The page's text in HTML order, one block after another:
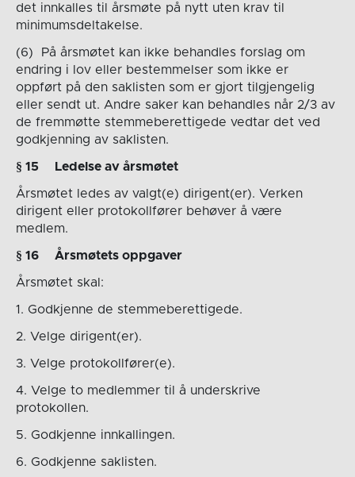
det innkalles til årsmøte på nytt uten krav til
minimumsdeltakelse.
(6) På årsmøtet kan ikke behandles forslag om
endring i lov eller bestemmelser som ikke er
oppført på den saklisten som er gjort tilgjengelig
eller sendt ut. Andre saker kan behandles når 2/3 av
de fremmøtte stemmeberettigede vedtar det ved
godkjenning av saklisten.
§ 15 Ledelse av årsmøtet
Årsmøtet ledes av valgt(e) dirigent(er). Verken
dirigent eller protokollfører behøver å være
medlem.
§ 16 Årsmøtets oppgaver
Årsmøtet skal:
1. Godkjenne de stemmeberettigede.
2. Velge dirigent(er).
3. Velge protokollfører(e).
4. Velge to medlemmer til å underskrive
protokollen.
5. Godkjenne innkallingen.
6. Godkjenne saklisten.